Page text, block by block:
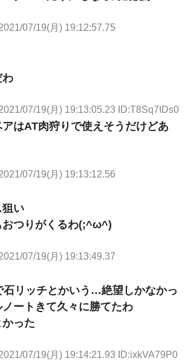
07/19(月) 19:12:57.75
わ
07/19(月) 19:13:05.23 ID:T8Sq7IDs0
はAT肉狩りで使えそうだけどあ
07/19(月) 19:13:12.56
狙い
おつりがくるわ(;^ω^)
07/19(月) 19:13:49.37
石リッチとかいう…絶望しかなかっ
ートきて久々に勝てたわ
った
07/19(月) 19:14:21.93 ID:ixkVA79P0